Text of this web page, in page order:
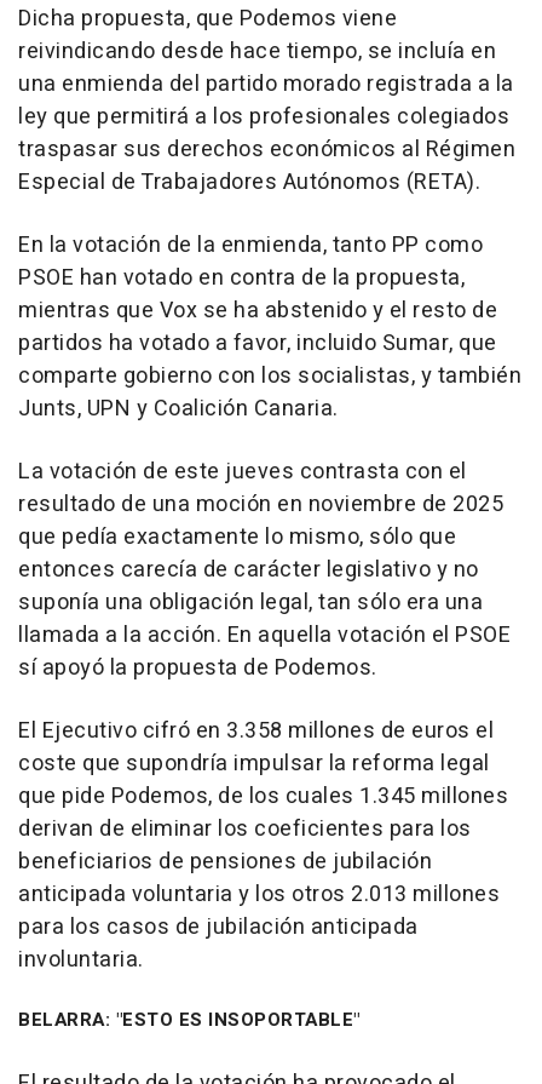
Dicha propuesta, que Podemos viene
reivindicando desde hace tiempo, se incluía en
una enmienda del partido morado registrada a la
ley que permitirá a los profesionales colegiados
traspasar sus derechos económicos al Régimen
Especial de Trabajadores Autónomos (RETA).
En la votación de la enmienda, tanto PP como
PSOE han votado en contra de la propuesta,
mientras que Vox se ha abstenido y el resto de
partidos ha votado a favor, incluido Sumar, que
comparte gobierno con los socialistas, y también
Junts, UPN y Coalición Canaria.
La votación de este jueves contrasta con el
resultado de una moción en noviembre de 2025
que pedía exactamente lo mismo, sólo que
entonces carecía de carácter legislativo y no
suponía una obligación legal, tan sólo era una
llamada a la acción. En aquella votación el PSOE
sí apoyó la propuesta de Podemos.
El Ejecutivo cifró en 3.358 millones de euros el
coste que supondría impulsar la reforma legal
que pide Podemos, de los cuales 1.345 millones
derivan de eliminar los coeficientes para los
beneficiarios de pensiones de jubilación
anticipada voluntaria y los otros 2.013 millones
para los casos de jubilación anticipada
involuntaria.
BELARRA: "ESTO ES INSOPORTABLE"